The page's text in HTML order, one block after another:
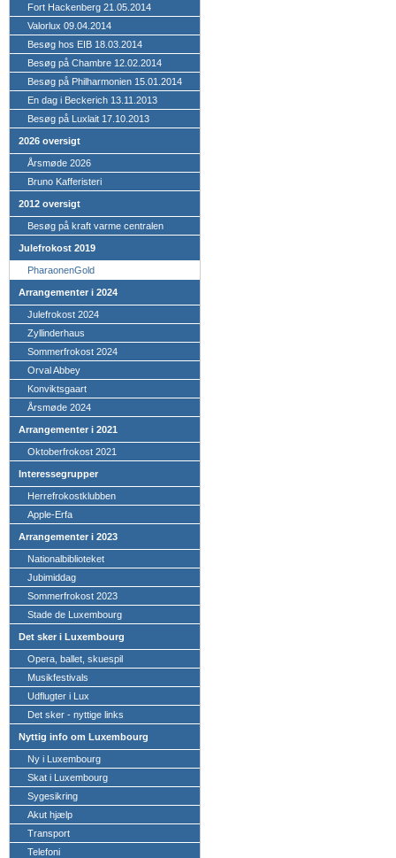
Fort Hackenberg 21.05.2014
Valorlux 09.04.2014
Besøg hos EIB 18.03.2014
Besøg på Chambre 12.02.2014
Besøg på Philharmonien 15.01.2014
En dag i Beckerich 13.11.2013
Besøg på Luxlait 17.10.2013
2026 oversigt
Årsmøde 2026
Bruno Kafferisteri
2012 oversigt
Besøg på kraft varme centralen
Julefrokost 2019
PharaonenGold
Arrangementer i 2024
Julefrokost 2024
Zyllinderhaus
Sommerfrokost 2024
Orval Abbey
Konviktsgaart
Årsmøde 2024
Arrangementer i 2021
Oktoberfrokost 2021
Interessegrupper
Herrefrokostklubben
Apple-Erfa
Arrangementer i 2023
Nationalbiblioteket
Jubimiddag
Sommerfrokost 2023
Stade de Luxembourg
Det sker i Luxembourg
Opera, ballet, skuespil
Musikfestivals
Udflugter i Lux
Det sker - nyttige links
Nyttig info om Luxembourg
Ny i Luxembourg
Skat i Luxembourg
Sygesikring
Akut hjælp
Transport
Telefoni